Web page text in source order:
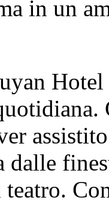
in un
dalle
teatro.